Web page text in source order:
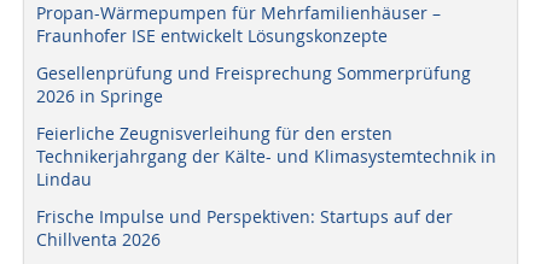
Propan-Wärmepumpen für Mehrfamilienhäuser –
Fraunhofer ISE entwickelt Lösungskonzepte
Gesellenprüfung und Freisprechung Sommerprüfung
2026 in Springe
Feierliche Zeugnisverleihung für den ersten
Technikerjahrgang der Kälte- und Klimasystemtechnik in
Lindau
Frische Impulse und Perspektiven: Startups auf der
Chillventa 2026